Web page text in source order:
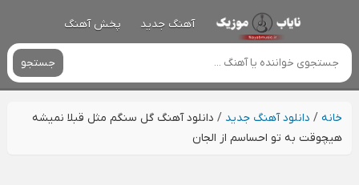
آهنگ جدید پخش آهنگ
جستجو
خانه/ دانلود آهنگ جدید / دانلود آهنگ گل سنگم مثل قبلا نمیشه
هیچوقت به تو احساسم از الجان